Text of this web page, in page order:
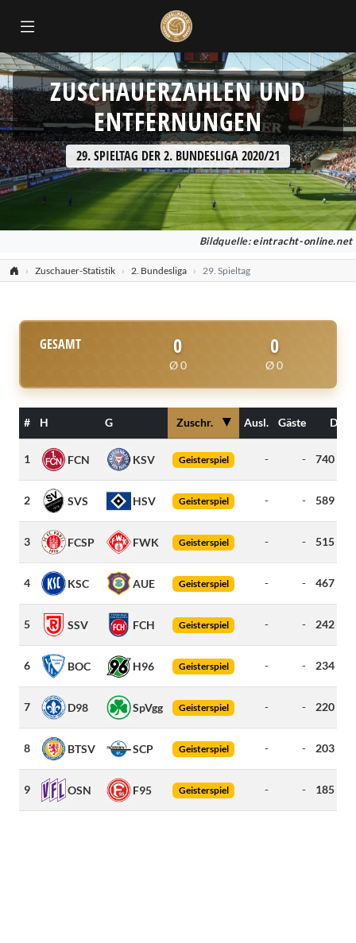
ZUSCHAUERZAHLEN UND
ENTFERNUNGEN
29. SPIELTAG DER 2. BUNDESLIGA 2020/21
Bildquelle: eintracht-online.net
Zuschauer-Statistik 2. Bundesliga 29. Spieltag
GESAMT 0
Ø 0
0
Ø 0
# H G Zuschr. ▼ Ausl. Gäste Dist.
1 FCN KSV Geisterspiel - - 740
2 SVS HSV Geisterspiel - - 589
3 FCSP FWK Geisterspiel - - 515
4 KSC AUE Geisterspiel - - 467
5 SSV FCH Geisterspiel - - 242
6 BOC H96 Geisterspiel - - 234
7 D98 SpVgg Geisterspiel - - 220
8 BTSV SCP Geisterspiel - - 203
9 OSN F95 Geisterspiel - - 185